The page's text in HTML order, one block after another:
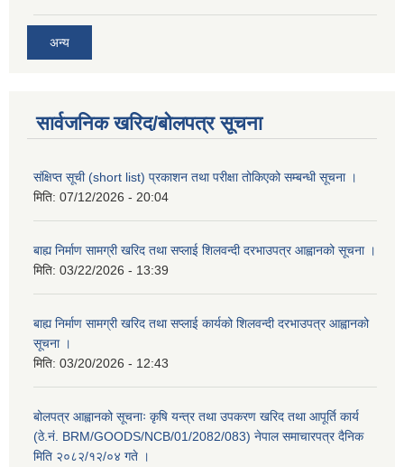
अन्य
सार्वजनिक खरिद/बोलपत्र सूचना
संक्षिप्त सूची (short list) प्रकाशन तथा परीक्षा तोकिएको सम्बन्धी सूचना ।
मिति: 07/12/2026 - 20:04
बाह्य निर्माण सामग्री खरिद तथा सप्लाई शिलवन्दी दरभाउपत्र आह्वानको सूचना ।
मिति: 03/22/2026 - 13:39
बाह्य निर्माण सामग्री खरिद तथा सप्लाई कार्यको शिलवन्दी दरभाउपत्र आह्वानको
सूचना ।
मिति: 03/20/2026 - 12:43
बोलपत्र आह्वानको सूचनाः कृषि यन्त्र तथा उपकरण खरिद तथा आपूर्ति कार्य
(ठे.नं. BRM/GOODS/NCB/01/2082/083) नेपाल समाचारपत्र दैनिक
मिति २०८२/१२/०४ गते ।